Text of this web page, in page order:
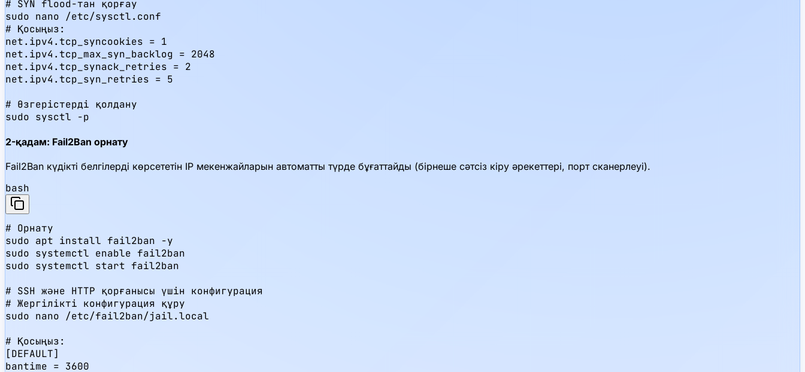
# SYN flood-тан қорғау
sudo nano /etc/sysctl.conf
# Қосыңыз:
net.ipv4.tcp_syncookies = 1
net.ipv4.tcp_max_syn_backlog = 2048
net.ipv4.tcp_synack_retries = 2
net.ipv4.tcp_syn_retries = 5
# Өзгерістерді қолдану
sudo sysctl -p
2-қадам: Fail2Ban орнату
Fail2Ban күдікті белгілерді көрсететін IP мекенжайларын автоматты түрде бұғаттайды (бірнеше сәтсіз кіру әрекеттері, порт сканерлеуі).
bash
# Орнату
sudo apt install fail2ban -y
sudo systemctl enable fail2ban
sudo systemctl start fail2ban
# SSH және HTTP қорғанысы үшін конфигурация
# Жергілікті конфигурация құру
sudo nano /etc/fail2ban/jail.local
# Қосыңыз:
[DEFAULT]
bantime = 3600